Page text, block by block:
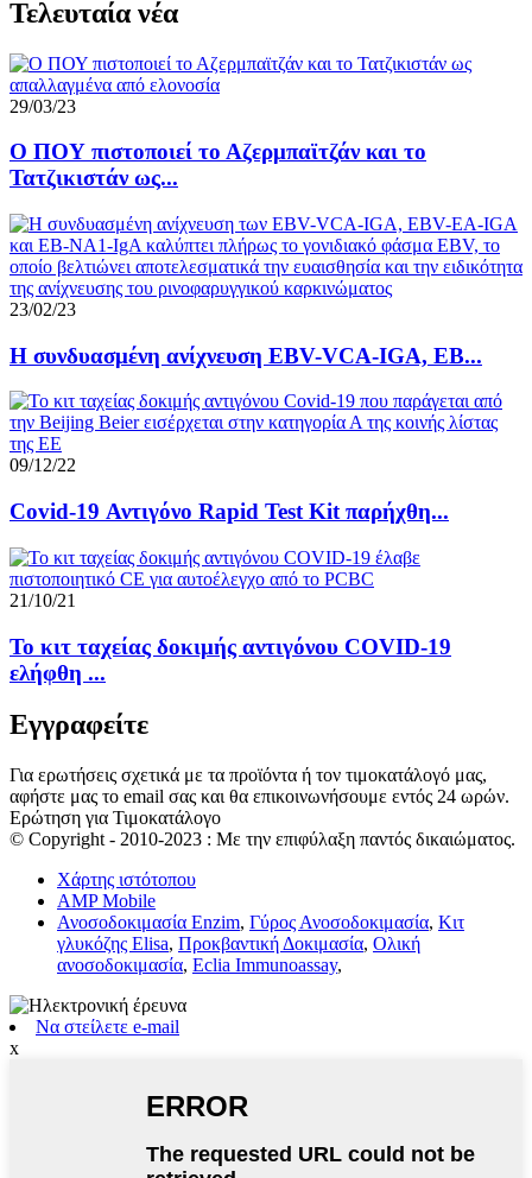
Τελευταία νέα
29/03/23
Ο ΠΟΥ πιστοποιεί το Αζερμπαϊτζάν και το
Τατζικιστάν ως...
23/02/23
Η συνδυασμένη ανίχνευση EBV-VCA-IGA, EB...
09/12/22
Covid-19 Αντιγόνο Rapid Test Kit παρήχθη...
21/10/21
Το κιτ ταχείας δοκιμής αντιγόνου COVID-19
ελήφθη ...
Εγγραφείτε
Για ερωτήσεις σχετικά με τα προϊόντα ή τον τιμοκατάλογό μας,
αφήστε μας το email σας και θα επικοινωνήσουμε εντός 24 ωρών.
Ερώτηση για Τιμοκατάλογο
© Copyright - 2010-2023 : Με την επιφύλαξη παντός δικαιώματος.
Χάρτης ιστότοπου
AMP Mobile
Ανοσοδοκιμασία Enzim, Γύρος Ανοσοδοκιμασία, Κιτ
γλυκόζης Elisa, Προκβαντική Δοκιμασία, Ολική
ανοσοδοκιμασία, Eclia Immunoassay,
Να στείλετε e-mail
x